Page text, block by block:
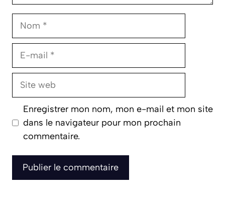
Nom
E-
Site
Enregistrer mon nom, mon e-mail et mon site
dans le navigateur pour mon prochain
commentaire.